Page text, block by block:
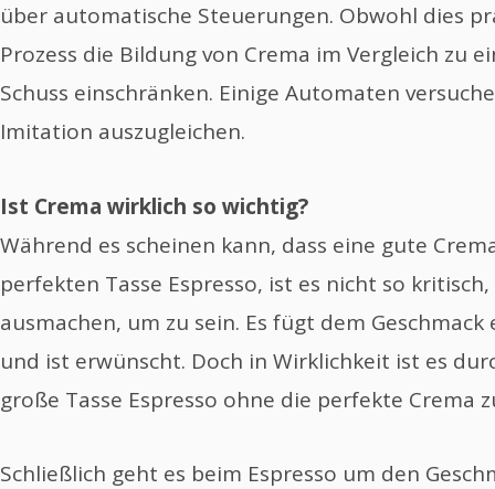
über automatische Steuerungen. Obwohl dies
Prozess die Bildung von Crema im Vergleich zu
Schuss einschränken. Einige Automaten
Imitation auszugleichen.
Ist Crema wirklich so wichtig?
Während es scheinen kann, dass eine gute
perfekten Tasse Espresso, ist es nicht so
ausmachen, um zu sein. Es fügt dem Geschmack
und ist erwünscht. Doch in Wirklichkeit ist es
große Tasse Espresso ohne die perfekte Crema
Schließlich geht es beim Espresso um den